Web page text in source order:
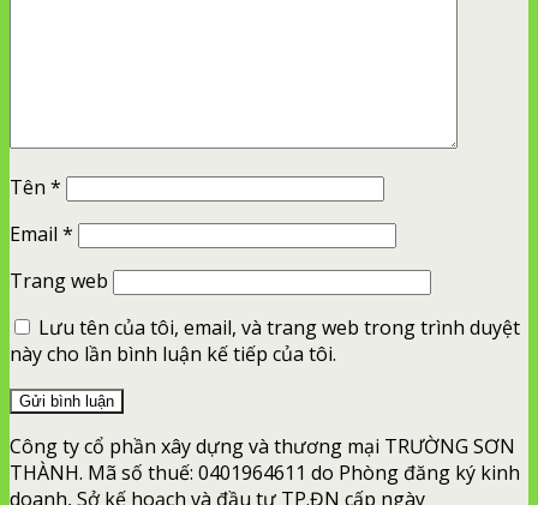
Tên *
Email *
Trang web
Lưu tên của tôi, email, và trang web trong trình duyệt
này cho lần bình luận kế tiếp của tôi.
Công ty cổ phần xây dựng và thương mại TRƯỜNG SƠN
THÀNH. Mã số thuế: 0401964611 do Phòng đăng ký kinh
doanh, Sở kế hoạch và đầu tư TP.ĐN cấp ngày